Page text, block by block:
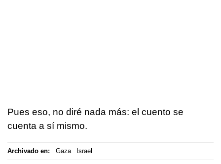
Pues eso, no diré nada más: el cuento se
cuenta a sí mismo.
Archivado en: Gaza Israel